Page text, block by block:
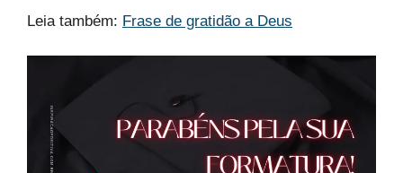
Leia também: Frase de gratidão a Deus​